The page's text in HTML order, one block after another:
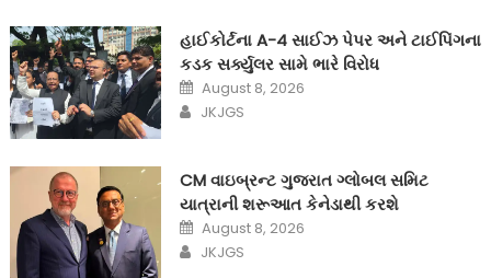
હાઈકોર્ટના A-4 સાઈઝ પેપર અને ટાઈપિંગના
કડક સર્ક્યુલર સામે ભારે વિરોધ
Posted
on
August 8, 2026
Author
JKJGS
CM વાઇબ્રન્ટ ગુજરાત ગ્લોબલ સમિટ
યાત્રાની શરૂઆત કેનેડાથી કરશે
Posted
on
August 8, 2026
Author
JKJGS